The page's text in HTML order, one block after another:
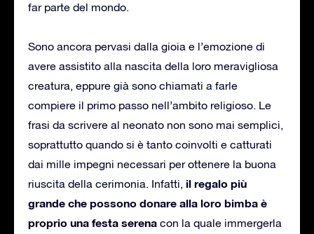
far parte del mondo.
Sono ancora pervasi dalla gioia e l’emozione di
avere assistito alla nascita della loro meravigliosa
creatura, eppure già sono chiamati a farle
compiere il primo passo nell’ambito religioso. Le
frasi da scrivere al neonato non sono mai semplici,
soprattutto quando si è tanto coinvolti e catturati
dai mille impegni necessari per ottenere la buona
riuscita della cerimonia. Infatti, il regalo più
grande che possono donare alla loro bimba è
proprio una festa serena con la quale immergerla